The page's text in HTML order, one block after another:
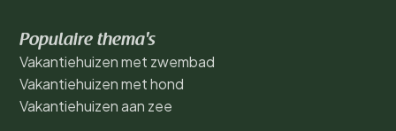
Populaire thema's
Vakantiehuizen met zwembad
Vakantiehuizen met hond
Vakantiehuizen aan zee